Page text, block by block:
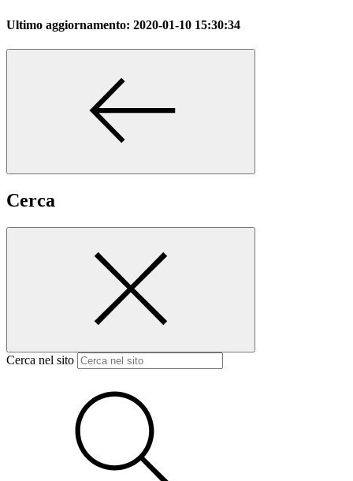
Ultimo aggiornamento: 2020-01-10 15:30:34
Cerca
Cerca nel sito